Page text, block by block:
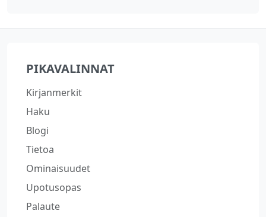
PIKAVALINNAT
Kirjanmerkit
Haku
Blogi
Tietoa
Ominaisuudet
Upotusopas
Palaute